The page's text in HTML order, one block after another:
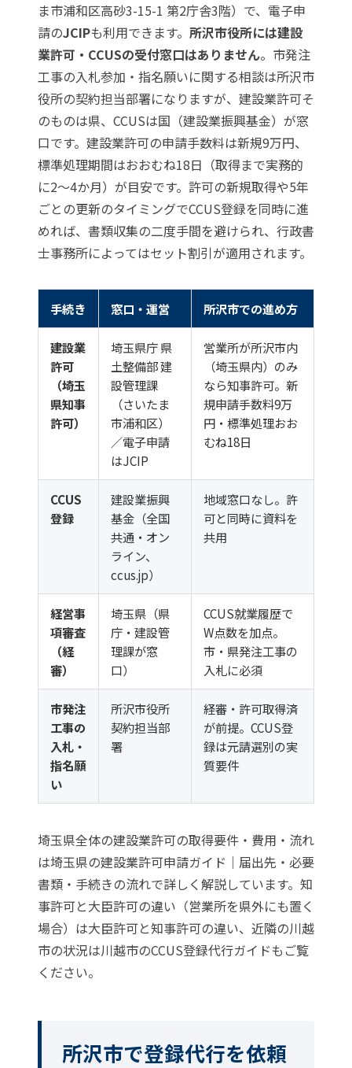
ま市浦和区高砂3-15-1 第2庁舎3階）で、電子申
請のJCIPも利用できます。 所沢市役所には建設
業許可・CCUSの受付窓口はありません。市発注
工事の入札参加・指名願いに関する相談は所沢市
役所の契約担当部署になりますが、建設業許可そ
のものは県、CCUSは国（建設業振興基金）が窓
口です。建設業許可の申請手数料は新規9万円、
標準処理期間はおおむね18日（取得まで実務的
に2〜4か月）が目安です。許可の新規取得や5年
ごとの更新のタイミングでCCUS登録を同時に進
めれば、書類収集の二度手間を避けられ、行政書
士事務所によってはセット割引が適用されます。
手続き 窓口・運営 所沢市での進め方
建設業
許可
（埼玉
県知事
許可）
埼玉県庁 県
土整備部 建
設管理課
（さいたま
市浦和区）
／電子申請
はJCIP
営業所が所沢市内
（埼玉県内）のみ
なら知事許可。新
規申請手数料9万
円・標準処理おお
むね18日
CCUS
登録
建設業振興
基金（全国
共通・オン
ライン、
ccus.jp）
地域窓口なし。許
可と同時に資料を
共用
経営事
項審査
（経
審）
埼玉県（県
庁・建設管
理課が窓
口）
CCUS就業履歴で
W点数を加点。
市・県発注工事の
入札に必須
市発注
工事の
入札・
指名願
い
所沢市役所
契約担当部
署
経審・許可取得済
が前提。CCUS登
録は元請選別の実
質要件
埼玉県全体の建設業許可の取得要件・費用・流れ
は埼玉県の建設業許可申請ガイド｜届出先・必要
書類・手続きの流れで詳しく解説しています。知
事許可と大臣許可の違い（営業所を県外にも置く
場合）は大臣許可と知事許可の違い、近隣の川越
市の状況は川越市のCCUS登録代行ガイドもご覧
ください。
所沢市で登録代行を依頼